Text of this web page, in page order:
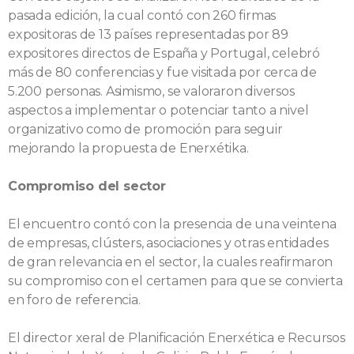
pasada edición, la cual contó con 260 firmas
expositoras de 13 países representadas por 89
expositores directos de España y Portugal, celebró
más de 80 conferencias y fue visitada por cerca de
5.200 personas. Asimismo, se valoraron diversos
aspectos a implementar o potenciar tanto a nivel
organizativo como de promoción para seguir
mejorando la propuesta de Enerxétika.
Compromiso del sector
El encuentro contó con la presencia de una veintena
de empresas, clústers, asociaciones y otras entidades
de gran relevancia en el sector, la cuales reafirmaron
su compromiso con el certamen para que se convierta
en foro de referencia.
El director xeral de Planificación Enerxética e Recursos